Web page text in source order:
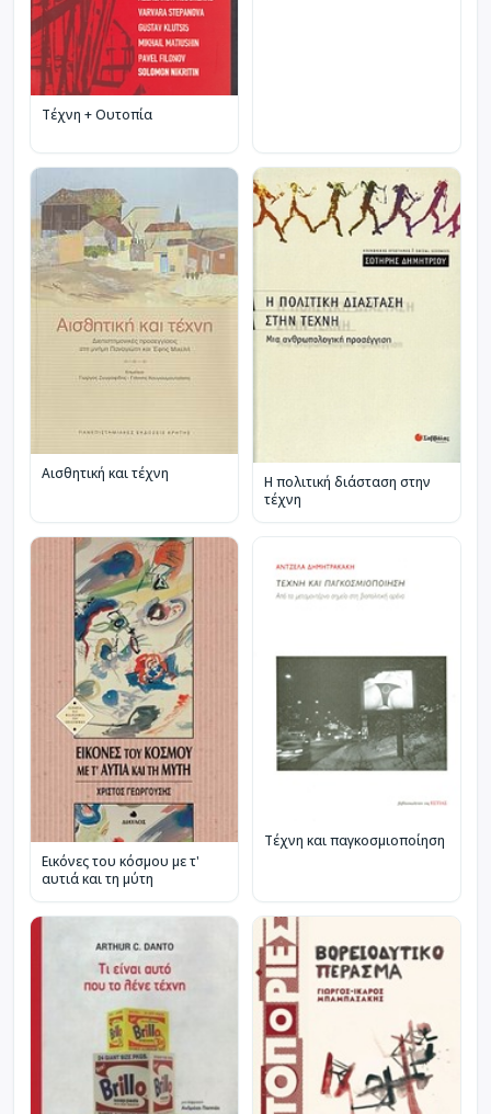
Τέχνη + Ουτοπία
Αισθητική και τέχνη
Η πολιτική διάσταση στην
τέχνη
Εικόνες του κόσμου με τ'
αυτιά και τη μύτη
Τέχνη και παγκοσμιοποίηση